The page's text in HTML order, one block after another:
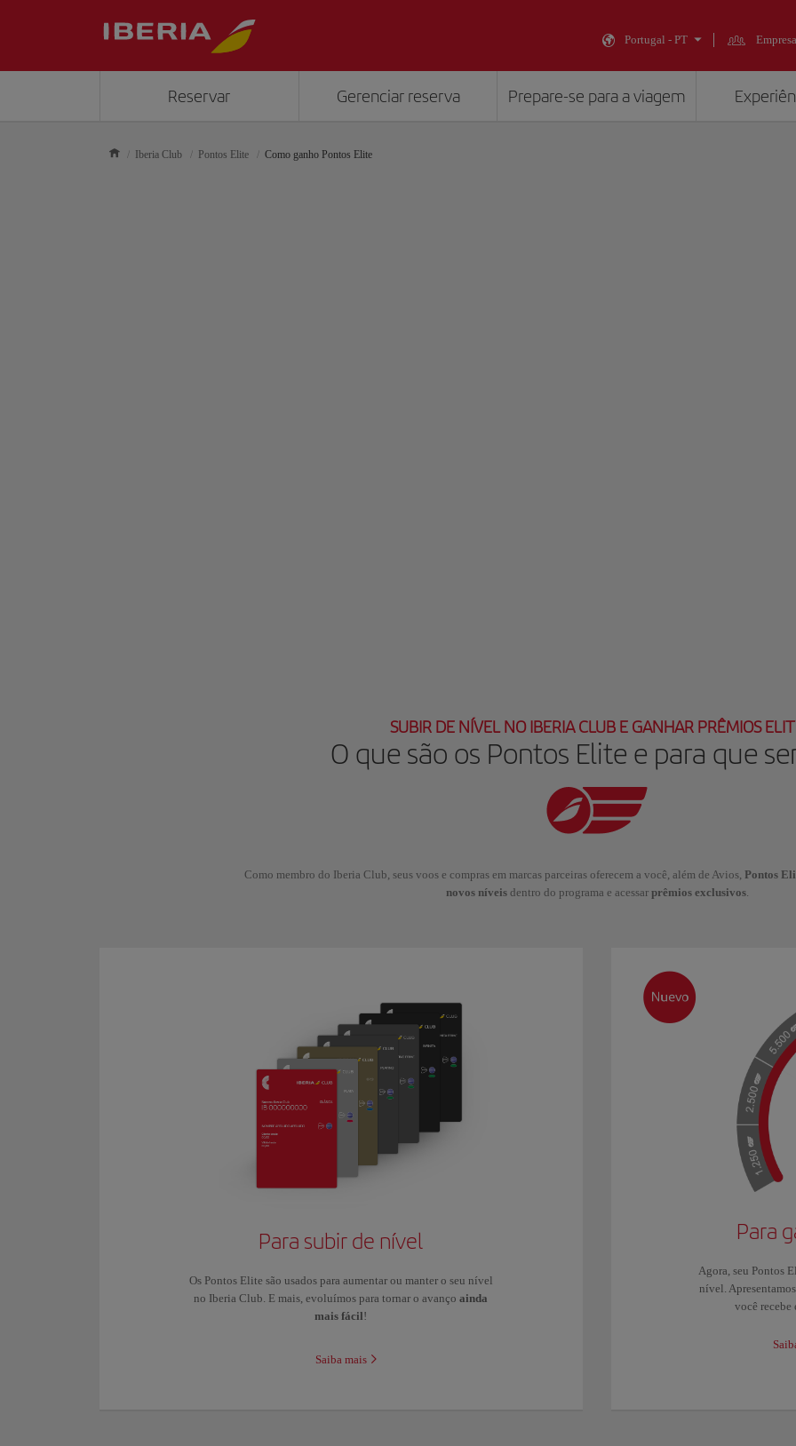
Portugal - PT
Reservar Gerenciar reserva Prepare-se para a viagem
Iberia Club Pontos Elite Como ganho Pontos Elite
SUBIR DE NÍVEL NO IBERIA CLUB E GANHAR PRÊMIOS
O que são os Pontos Elite e para que
Como membro do Iberia Club, seus voos e compras em marcas parceiras oferecem a você, além de Avios, Pontos
novos níveisdentro do programa e acessar prêmios exclusivos.
Para subir de nível
Os Pontos Elite são usados para aumentar ou manter o seu nível
no Iberia Club. E mais, evoluímos para tornar o avançoainda
mais fácil!
Saiba mais
Para
Agora, seu Pontos
nível.
você recebe